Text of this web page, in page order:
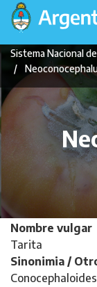
Pasar
contenido
principal
principal
Sistema Nacional
Nombre vulgar
Tarita
Sinonimia /